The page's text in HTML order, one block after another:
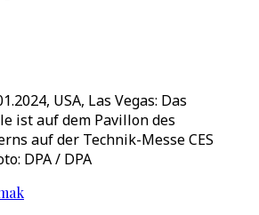
USA, Las Vegas: Das
ist auf dem Pavillon des
auf der Technik-Messe CES
DPA / DPA